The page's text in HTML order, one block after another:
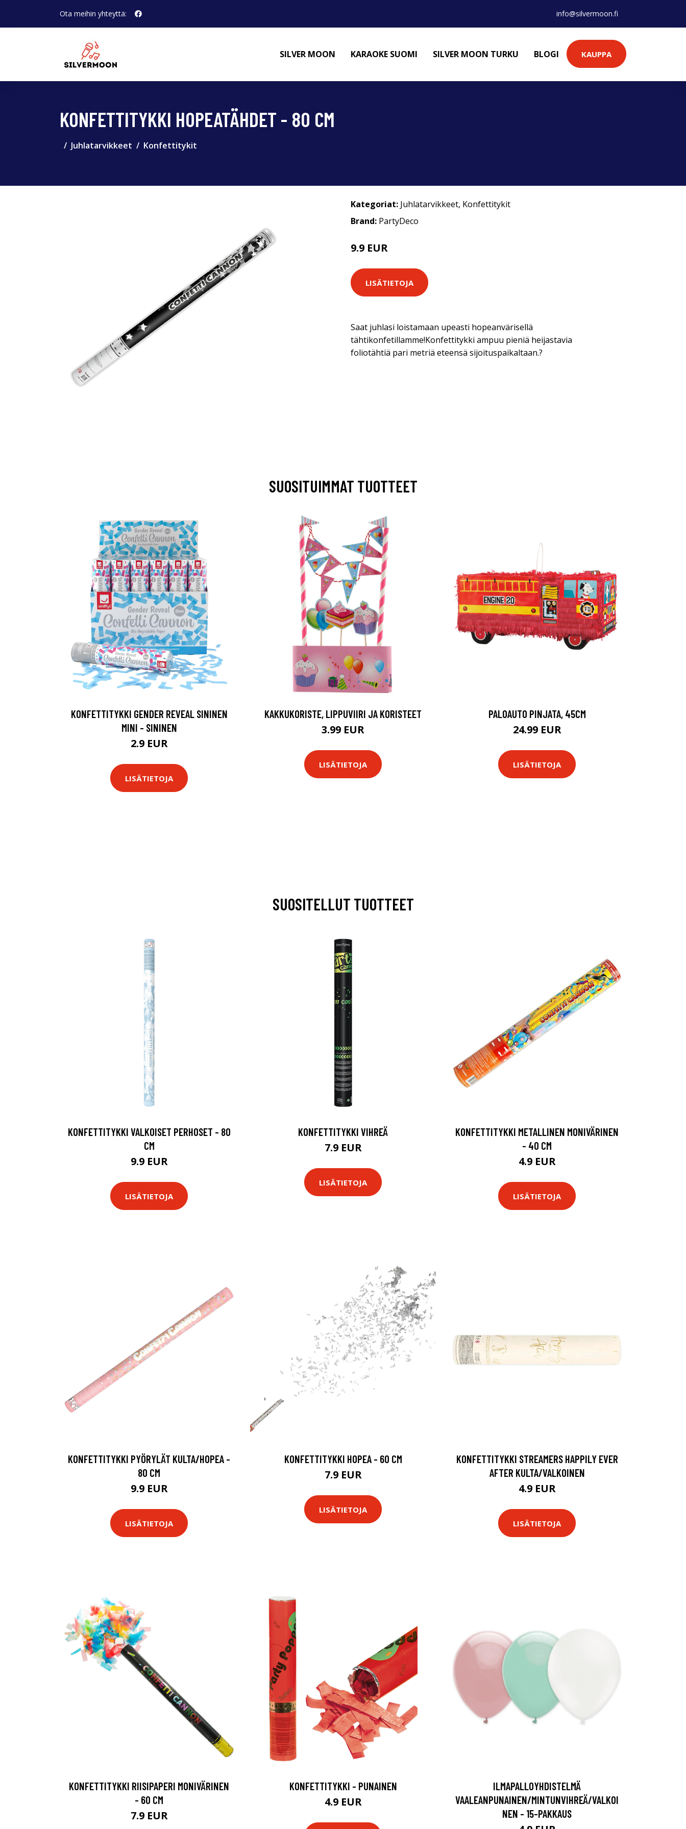
Ota meihin yhteyttä: info@silvermoon.fi
SILVER MOON KARAOKE SUOMI SILVER MOON TURKU BLOGI KAUPPA
KONFETTITYKKI HOPEATÄHDET - 80 CM
Juhlatarvikkeet Konfettitykit
Kategoriat: Juhlatarvikkeet, Konfettitykit
Brand: PartyDeco
9.9 EUR
LISÄTIETOJA
Saat juhlasi loistamaan upeasti hopeanvärisellä
tähtikonfetillamme!Konfettitykki ampuu pieniä heijastavia
foliotähtiä pari metriä eteensä sijoituspaikaltaan.?
SUOSITUIMMAT TUOTTEET
KONFETTITYKKI GENDER REVEAL SININEN
MINI - SININEN
2.9 EUR
LISÄTIETOJA
KAKKUKORISTE, LIPPUVIIRI JA KORISTEET
3.99 EUR
LISÄTIETOJA
PALOAUTO PINJATA, 45CM
24.99 EUR
LISÄTIETOJA
SUOSITELLUT TUOTTEET
KONFETTITYKKI VALKOISET PERHOSET - 80
CM
9.9 EUR
LISÄTIETOJA
KONFETTITYKKI VIHREÄ
7.9 EUR
LISÄTIETOJA
KONFETTITYKKI METALLINEN MONIVÄRINEN
- 40 CM
4.9 EUR
LISÄTIETOJA
KONFETTITYKKI PYÖRYLÄT KULTA/HOPEA -
80 CM
9.9 EUR
LISÄTIETOJA
KONFETTITYKKI HOPEA - 60 CM
7.9 EUR
LISÄTIETOJA
KONFETTITYKKI STREAMERS HAPPILY EVER
AFTER KULTA/VALKOINEN
4.9 EUR
LISÄTIETOJA
KONFETTITYKKI RIISIPAPERI MONIVÄRINEN
- 60 CM
7.9 EUR
KONFETTITYKKI - PUNAINEN
4.9 EUR
ILMAPALLOYHDISTELMÄ
VAALEANPUNAINEN/MINTUNVIHREÄ/VALKOI
NEN - 15-PAKKAUS